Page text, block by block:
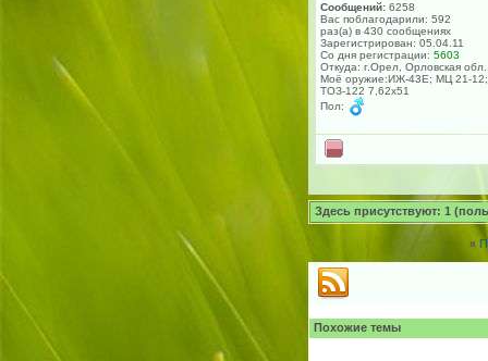
Сообщений: 6258
Вас поблагодарили: 592
раз(а) в 430 сообщениях
Зарегистрирован: 05.04.11
Со дня регистрации: 5603
Откуда: г.Орел, Орловская
Моё оружие:ИЖ-43Е; МЦ 21-12;
ТОЗ-122 7,62х51
Пол:
Здесь присутствуют: 1
«
Похожие темы